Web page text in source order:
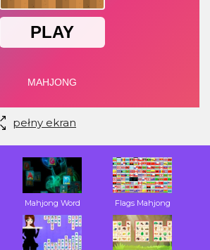
pełny ekran
Mahjong Word Flags Mahjong